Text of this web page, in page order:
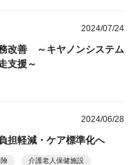
2024/07/24
改善 ～キヤノンシステム
支援～
2024/06/28
担軽減・ケア標準化へ
介護老人保健施設